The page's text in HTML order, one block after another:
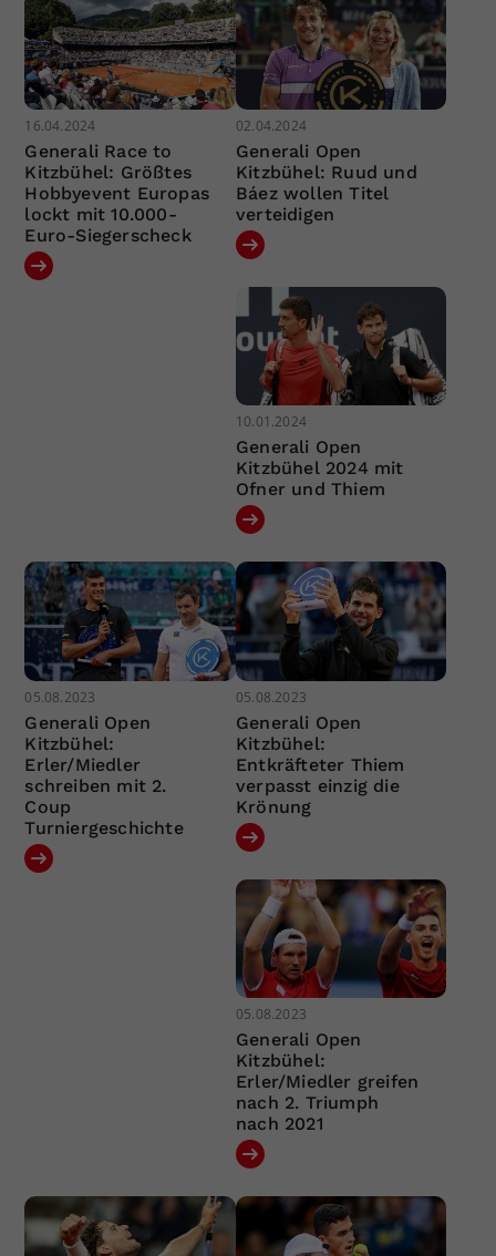
16.04.2024
Generali Race to
Kitzbühel: Größtes
Hobbyevent Europas
lockt mit 10.000-
Euro-Siegerscheck
02.04.2024
Generali Open
Kitzbühel: Ruud und
Báez wollen Titel
verteidigen
10.01.2024
Generali Open
Kitzbühel 2024 mit
Ofner und Thiem
05.08.2023
Generali Open
Kitzbühel:
Erler/Miedler
schreiben mit 2.
Coup
Turniergeschichte
05.08.2023
Generali Open
Kitzbühel:
Entkräfteter Thiem
verpasst einzig die
Krönung
05.08.2023
Generali Open
Kitzbühel:
Erler/Miedler greifen
nach 2. Triumph
nach 2021